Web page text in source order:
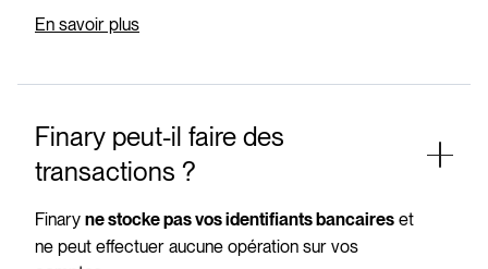
En savoir plus
Finary peut-il faire des
transactions ?
Finary ne stocke pas vos identifiants bancaires et
ne peut effectuer aucune opération sur vos